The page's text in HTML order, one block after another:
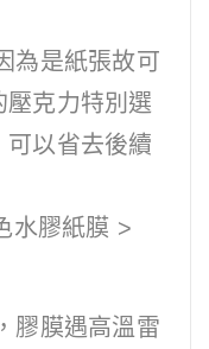
為是紙張故可
克力特別選
可以省去後續
水膠紙膜 >
膠膜遇高溫雷